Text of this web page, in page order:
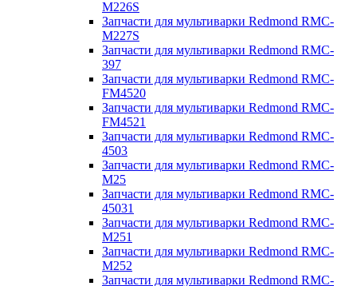
M226S
Запчасти для мультиварки Redmond RMC-
M227S
Запчасти для мультиварки Redmond RMC-
397
Запчасти для мультиварки Redmond RMC-
FM4520
Запчасти для мультиварки Redmond RMC-
FM4521
Запчасти для мультиварки Redmond RMC-
4503
Запчасти для мультиварки Redmond RMC-
M25
Запчасти для мультиварки Redmond RMC-
45031
Запчасти для мультиварки Redmond RMC-
M251
Запчасти для мультиварки Redmond RMC-
M252
Запчасти для мультиварки Redmond RMC-